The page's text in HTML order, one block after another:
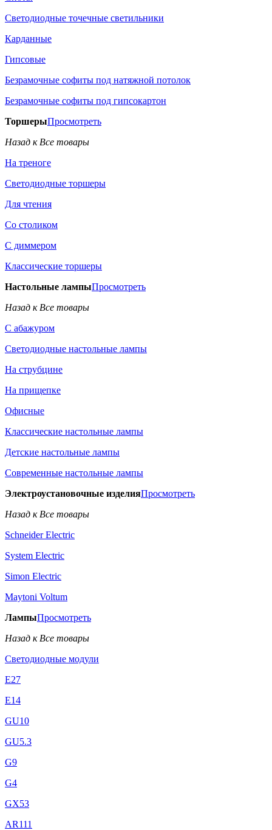
Светодиодные точечные светильники
Карданные
Гипсовые
Безрамочные софиты под натяжной потолок
Безрамочные софиты под гипсокартон
ТоршерыПросмотреть
Назад к Все товары
На треноге
Светодиодные торшеры
Для чтения
Со столиком
С диммером
Классические торшеры
Настольные лампыПросмотреть
Назад к Все товары
С абажуром
Светодиодные настольные лампы
На струбцине
На прищепке
Офисные
Классические настольные лампы
Детские настольные лампы
Современные настольные лампы
Электроустановочные изделияПросмотреть
Назад к Все товары
Schneider Electric
System Electric
Simon Electric
Maytoni Voltum
ЛампыПросмотреть
Назад к Все товары
Светодиодные модули
E27
E14
GU10
GU5.3
G9
G4
GX53
AR111